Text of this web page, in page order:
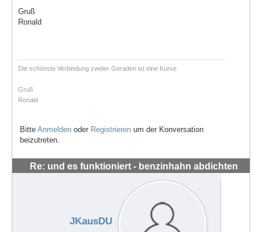
Gruß
Ronald
Die schönste Verbindung zweier Geraden ist eine Kurve
Gruß
Ronald
Bitte Anmelden oder Registrieren um der Konversation
beizutreten.
Re: und es funktioniert - benzinhahn abdichten
#56285
JKausDU